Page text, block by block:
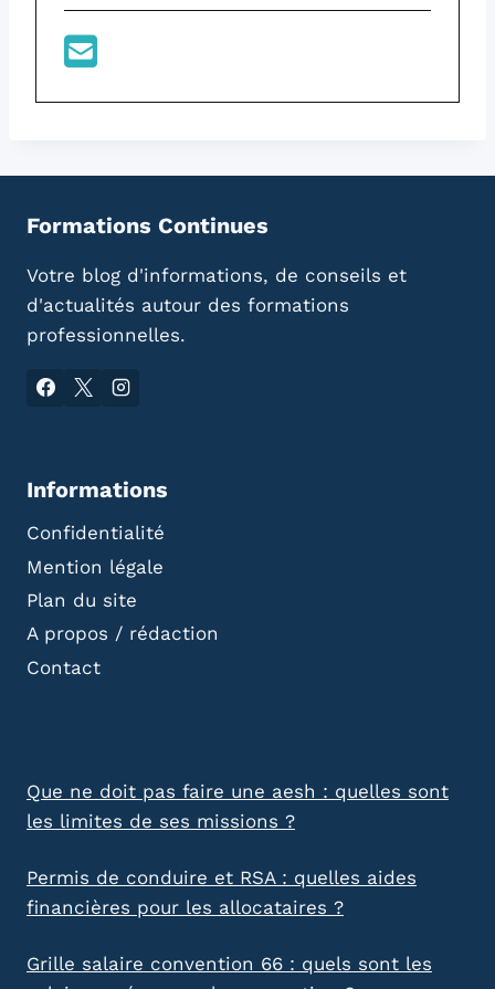
Formations Continues
Votre blog d'informations, de conseils et
d'actualités autour des formations
professionnelles.
Informations
Confidentialité
Mention légale
Plan du site
A propos / rédaction
Contact
Que ne doit pas faire une aesh : quelles sont
les limites de ses missions ?
Permis de conduire et RSA : quelles aides
financières pour les allocataires ?
Grille salaire convention 66 : quels sont les